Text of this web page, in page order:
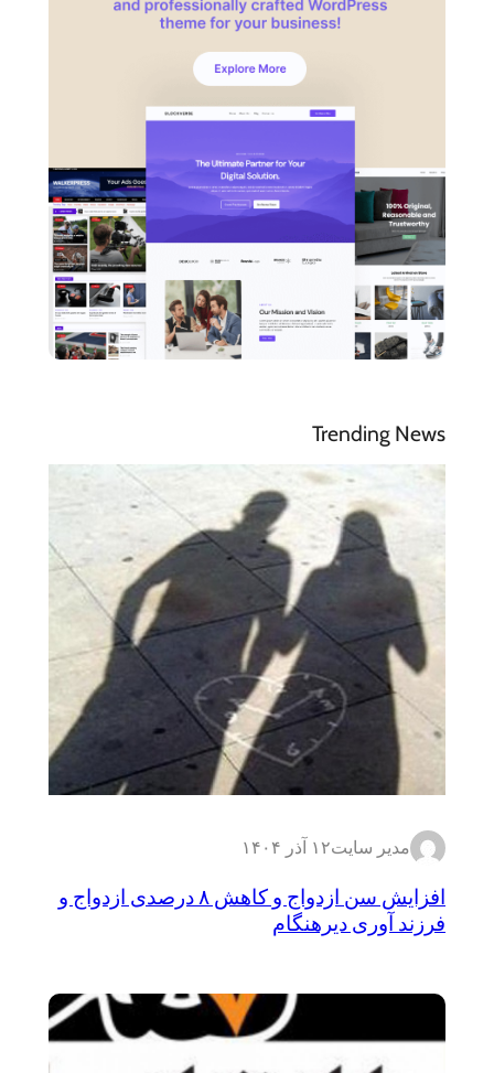
Trending News
مدیر سایت۱۲ آذر ۱۴۰۴
افزایش سن ازدواج و کاهش ۸ درصدی ازدواج و
فرزند آوری دیرهنگام